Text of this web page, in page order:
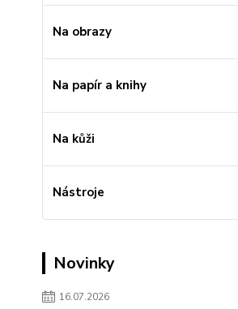
Na obrazy
Na papír a knihy
Na kůži
Nástroje
Novinky
16.07.2026